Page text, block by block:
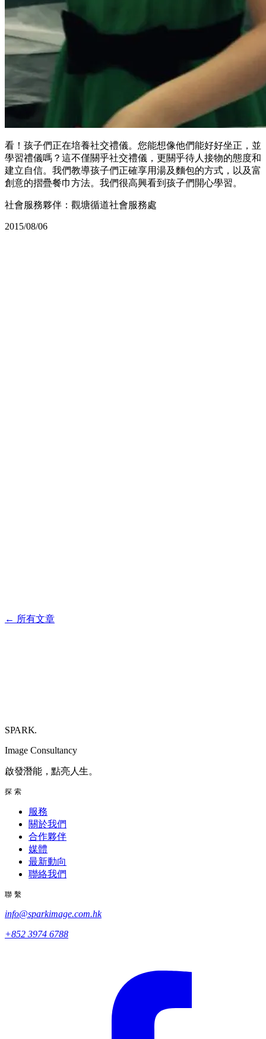
看！孩子們正在培養社交禮儀。您能想像他們能好好坐正，並
學習禮儀嗎？這不僅關乎社交禮儀，更關乎待人接物的態度和
建立自信。我們教導孩子們正確享用湯及麵包的方式，以及富
創意的摺疊餐巾方法。我們很高興看到孩子們開心學習。
社會服務夥伴：觀塘循道社會服務處
2015/08/06
← 所有文章
SPARK.
Image Consultancy
啟發潛能，點亮人生。
探索
服務
關於我們
合作夥伴
媒體
最新動向
聯絡我們
聯繫
info@sparkimage.com.hk
+852 3974 6788